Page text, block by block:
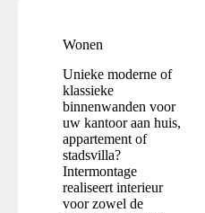
Wonen
Unieke moderne of
klassieke
binnenwanden voor
uw kantoor aan huis,
appartement of
stadsvilla?
Intermontage
realiseert interieur
voor zowel de